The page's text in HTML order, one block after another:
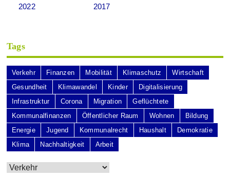
2022
2017
Tags
Verkehr Finanzen Mobilität Klimaschutz
Wirtschaft
Gesundheit
Klimawandel Kinder
Digitalisierung
Infrastruktur
Corona Migration
Geflüchtete
Kommunalfinanzen
Öffentlicher Raum Wohnen
Bildung
Energie
Jugend Kommunalrecht Haushalt
Demokratie
Klima
Nachhaltigkeit Arbeit